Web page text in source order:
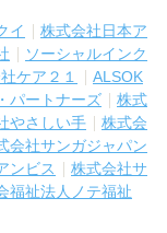
イ
株式会社日本ア
ソーシャルインク
ケア２１
ALSOK
パートナーズ
株式
やさしい手
株式会
会社サンガジャパン
ンビス
株式会社サ
福祉法人ノテ福祉